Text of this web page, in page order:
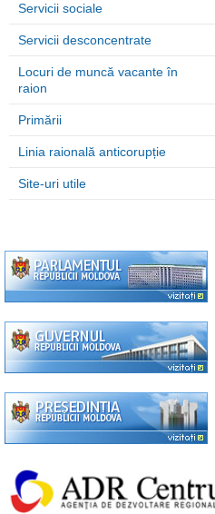
Servicii sociale
Servicii desconcentrate
Locuri de muncă vacante în
raion
Primării
Linia raională anticorupție
Site-uri utile